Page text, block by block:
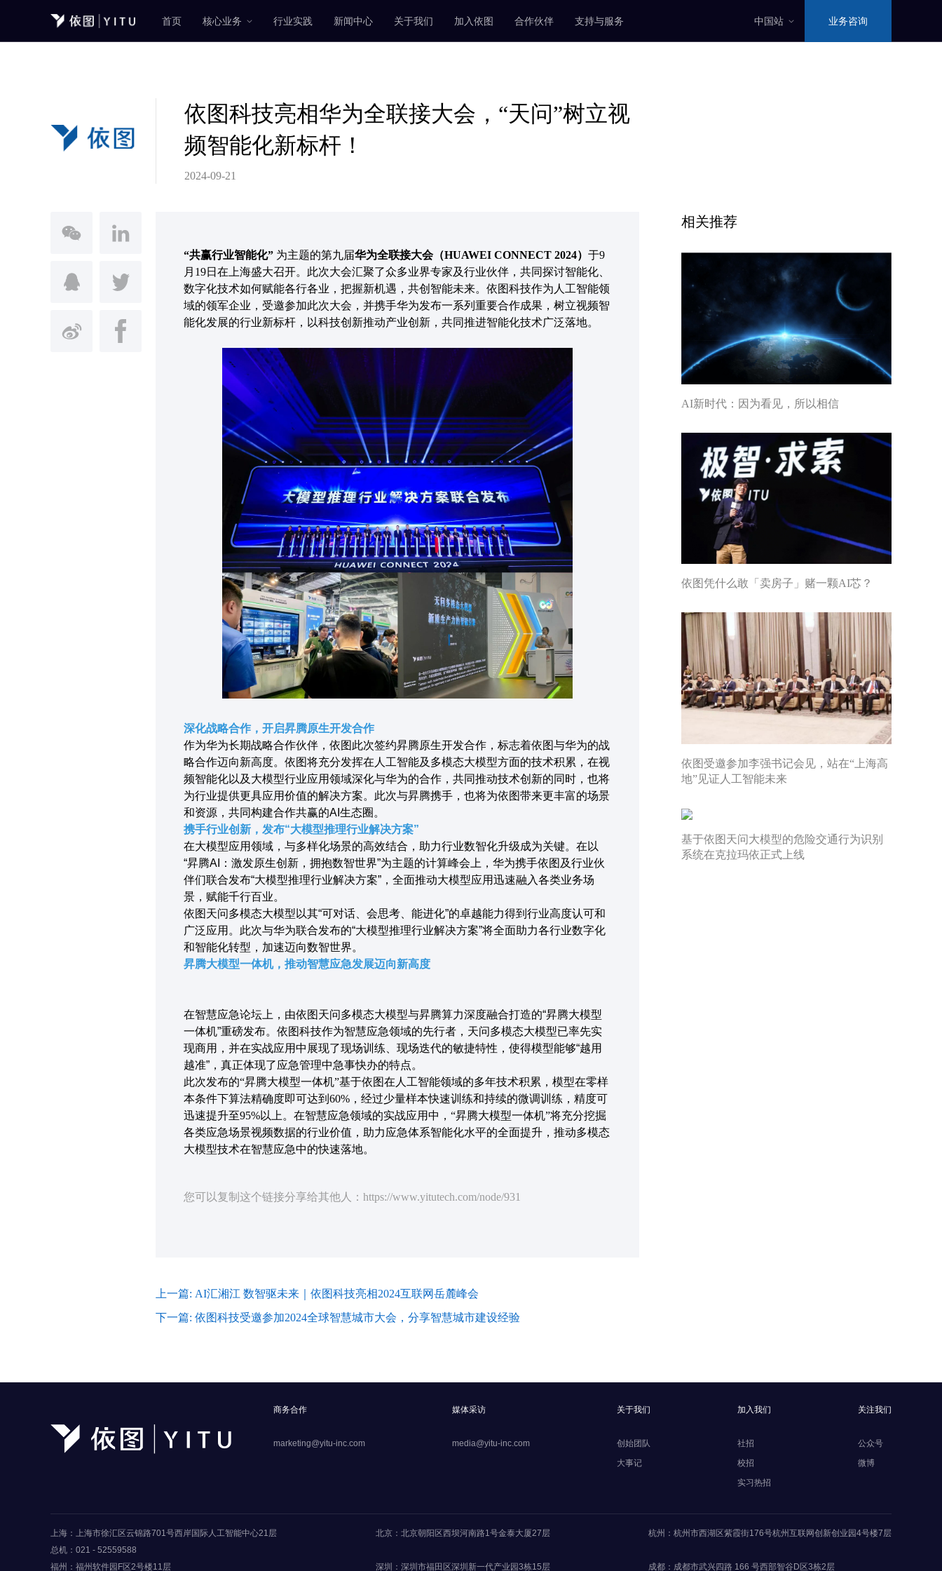
首页 核心业务 行业实践 新闻中心 关于我们 加入依图 合作伙伴 支持与服务 中国站 业务咨询
依图科技亮相华为全联接大会，“天问”树立视
频智能化新标杆！
2024-09-21
“共赢行业智能化” 为主题的第九届华为全联接大会（HUAWEI CONNECT 2024） 于9
月19日在上海盛大召开。此次大会汇聚了众多业界专家及行业伙伴，共同探讨智能化、
数字化技术如何赋能各行各业，把握新机遇，共创智能未来。依图科技作为人工智能领
域的领军企业，受邀参加此次大会，并携手华为发布一系列重要合作成果，树立视频智
能化发展的行业新标杆，以科技创新推动产业创新，共同推进智能化技术广泛落地。
深化战略合作，开启昇腾原生开发合作
作为华为长期战略合作伙伴，依图此次签约昇腾原生开发合作，标志着依图与华为的战
略合作迈向新高度。依图将充分发挥在人工智能及多模态大模型方面的技术积累，在视
频智能化以及大模型行业应用领域深化与华为的合作，共同推动技术创新的同时，也将
为行业提供更具应用价值的解决方案。此次与昇腾携手，也将为依图带来更丰富的场景
和资源，共同构建合作共赢的AI生态圈。
携手行业创新，发布“大模型推理行业解决方案”
在大模型应用领域，与多样化场景的高效结合，助力行业数智化升级成为关键。在以
“昇腾AI：激发原生创新，拥抱数智世界”为主题的计算峰会上，华为携手依图及行业伙
伴们联合发布“大模型推理行业解决方案”，全面推动大模型应用迅速融入各类业务场
景，赋能千行百业。
依图天问多模态大模型以其“可对话、会思考、能进化”的卓越能力得到行业高度认可和
广泛应用。此次与华为联合发布的“大模型推理行业解决方案”将全面助力各行业数字化
和智能化转型，加速迈向数智世界。
昇腾大模型一体机，推动智慧应急发展迈向新高度
在智慧应急论坛上，由依图天问多模态大模型与昇腾算力深度融合打造的“昇腾大模型
一体机”重磅发布。依图科技作为智慧应急领域的先行者，天问多模态大模型已率先实
现商用，并在实战应用中展现了现场训练、现场迭代的敏捷特性，使得模型能够“越用
越准”，真正体现了应急管理中急事快办的特点。
此次发布的“昇腾大模型一体机”基于依图在人工智能领域的多年技术积累，模型在零样
本条件下算法精确度即可达到60%，经过少量样本快速训练和持续的微调训练，精度可
迅速提升至95%以上。在智慧应急领域的实战应用中，“昇腾大模型一体机”将充分挖掘
各类应急场景视频数据的行业价值，助力应急体系智能化水平的全面提升，推动多模态
大模型技术在智慧应急中的快速落地。
您可以复制这个链接分享给其他人：https://www.yitutech.com/node/931
上一篇: AI汇湘江 数智驱未来｜依图科技亮相2024互联网岳麓峰会
下一篇: 依图科技受邀参加2024全球智慧城市大会，分享智慧城市建设经验
相关推荐
AI新时代：因为看见，所以相信
依图凭什么敢「卖房子」赌一颗AI芯？
依图受邀参加李强书记会见，站在“上海高
地”见证人工智能未来
基于依图天问大模型的危险交通行为识别
系统在克拉玛依正式上线
商务合作
marketing@yitu-inc.com
媒体采访
media@yitu-inc.com
关于我们
创始团队
大事记
加入我们
社招
校招
实习热招
关注我们
公众号
微博
上海：上海市徐汇区云锦路701号西岸国际人工智能中心21层
总机：021 - 52559588
福州：福州软件园F区2号楼11层
北京：北京朝阳区西坝河南路1号金泰大厦27层
深圳：深圳市福田区深圳新一代产业园3栋15层
杭州：杭州市西湖区紫霞街176号杭州互联网创新创业园4号楼7层
成都：成都市武兴四路 166 号西部智谷D区3栋2层